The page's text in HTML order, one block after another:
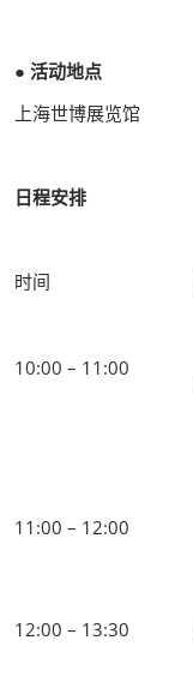
● 活动地点
上海世博展览馆
日程安排
时间
10:00 – 11:00
11:00 – 12:00
12:00 – 13:30